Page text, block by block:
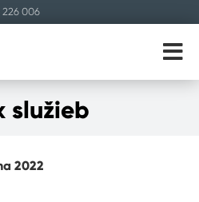
226 006
služieb
2022